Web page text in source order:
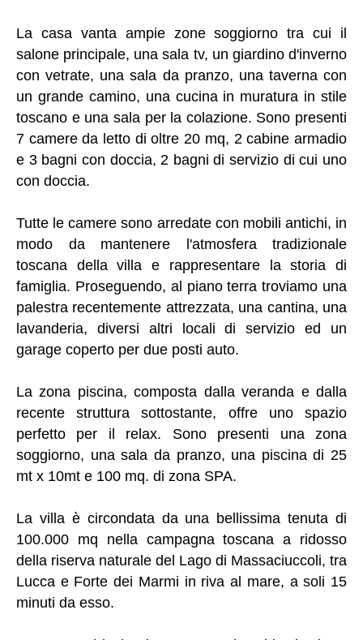
La casa vanta ampie zone soggiorno tra cui il
salone principale, una sala tv, un giardino d'inverno
con vetrate, una sala da pranzo, una taverna con
un grande camino, una cucina in muratura in stile
toscano e una sala per la colazione. Sono presenti
7 camere da letto di oltre 20 mq, 2 cabine armadio
e 3 bagni con doccia, 2 bagni di servizio di cui uno
con doccia.
Tutte le camere sono arredate con mobili antichi, in
modo da mantenere l'atmosfera tradizionale
toscana della villa e rappresentare la storia di
famiglia. Proseguendo, al piano terra troviamo una
palestra recentemente attrezzata, una cantina, una
lavanderia, diversi altri locali di servizio ed un
garage coperto per due posti auto.
La zona piscina, composta dalla veranda e dalla
recente struttura sottostante, offre uno spazio
perfetto per il relax. Sono presenti una zona
soggiorno, una sala da pranzo, una piscina di 25
mt x 10mt e 100 mq. di zona SPA.
La villa è circondata da una bellissima tenuta di
100.000 mq nella campagna toscana a ridosso
della riserva naturale del Lago di Massaciuccoli, tra
Lucca e Forte dei Marmi in riva al mare, a soli 15
minuti da esso.